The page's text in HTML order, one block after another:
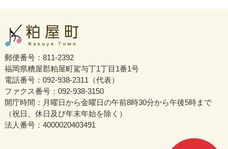
郵便番号：811-2392
福岡県糟屋郡粕屋町駕与丁1丁目1番1号
電話番号：092-938-2311（代表）
ファクス番号：092-938-3150
開庁時間：月曜日から金曜日の午前8時30分から午後5時まで
（祝日、休日及び年末年始を除く）
法人番号：4000020403491